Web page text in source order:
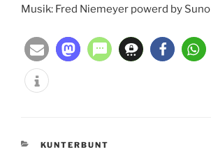
Musik: Fred Niemeyer powerd by Suno
KATEGORIEN
KUNTERBUNT